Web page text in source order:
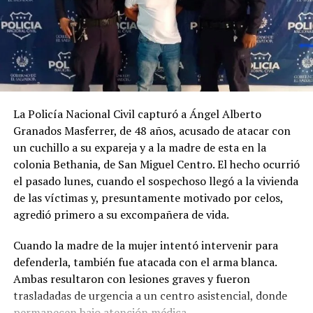
invasión de carril, el no respeto a las señales
prioritarias, no guardar la distancia de seguridad y la
velocidad inadecuada.
La Policía Nacional Civil capturó a Ángel Alberto
Granados Masferrer, de 48 años, acusado de atacar con
un cuchillo a su expareja y a la madre de esta en la
colonia Bethania, de San Miguel Centro. El hecho ocurrió
el pasado lunes, cuando el sospechoso llegó a la vivienda
de las víctimas y, presuntamente motivado por celos,
agredió primero a su excompañera de vida.
Cuando la madre de la mujer intentó intervenir para
defenderla, también fue atacada con el arma blanca.
Ambas resultaron con lesiones graves y fueron
trasladadas de urgencia a un centro asistencial, donde